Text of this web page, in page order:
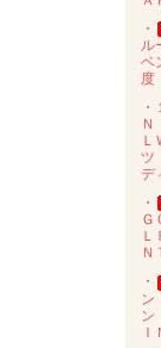
・
ル
ベ
度
ツ
デ
・
Ｎ
・
ン